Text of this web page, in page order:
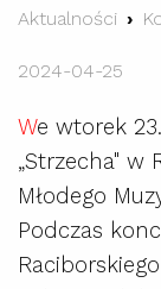
Aktualności
2024-04-25
We wtorek
„Strzecha" w
Młodego
Podczas